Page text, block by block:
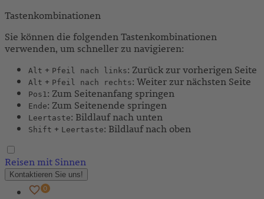
Tastenkombinationen
Sie können die folgenden Tastenkombinationen
verwenden, um schneller zu navigieren:
Alt + Pfeil nach links: Zurück zur vorherigen Seite
Alt + Pfeil nach rechts: Weiter zur nächsten Seite
Pos1: Zum Seitenanfang springen
Ende: Zum Seitenende springen
Leertaste: Bildlauf nach unten
Shift + Leertaste: Bildlauf nach oben
Reisen mit Sinnen
Kontaktieren Sie uns!